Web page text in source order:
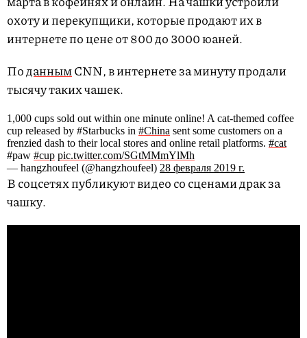
охоту и перекупщики, которые продают их в
интернете по цене от 800 до 3000 юаней.
ПоданнымCNN, в интернете за минуту продали
тысячу таких чашек.
1,000 cups sold out within one minute online! A cat-themed coffee
cup released by #Starbucks in #China sent some customers on a
frenzied dash to their local stores and online retail platforms. #cat
#paw #cup pic.twitter.com/SGtMMmYlMh
— hangzhoufeel (@hangzhoufeel) 28 февраля 2019 г.
В соцсетях публикуют видео со сценами драк за
чашку.